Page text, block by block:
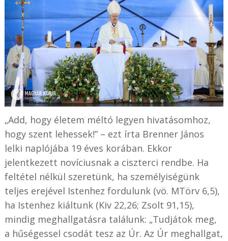
„Add, hogy életem méltó legyen hivatásomhoz,
hogy szent lehessek!” – ezt írta Brenner János
lelki naplójába 19 éves korában. Ekkor
jelentkezett novíciusnak a ciszterci rendbe. Ha
feltétel nélkül szeretünk, ha személyiségünk
teljes erejével Istenhez fordulunk (vö. MTörv 6,5),
ha Istenhez kiáltunk (Kiv 22,26; Zsolt 91,15),
mindig meghallgatásra találunk: „Tudjátok meg,
a hűségessel csodát tesz az Úr. Az Úr meghallgat,